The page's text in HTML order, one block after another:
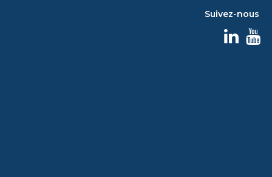
Suivez-nous